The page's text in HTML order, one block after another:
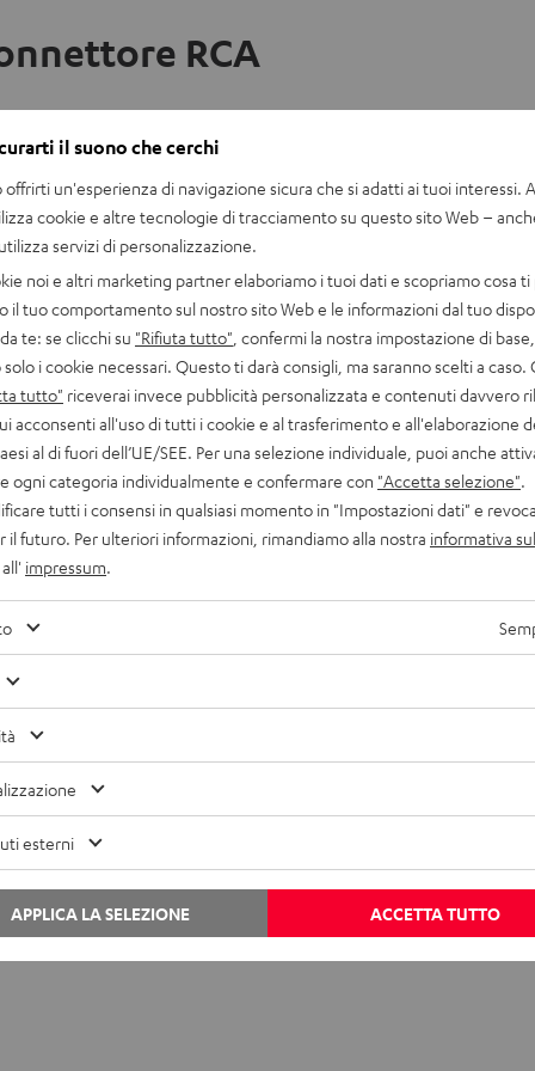
RCA
audio da anni. Il segnale analogico trasmesso
avviene grazie ad adattatori a Y e distributori multipli che
di segnale puoi emettere un segnale via cavo per due
: questa variante viene utilizzata per ilcollegamento di
un’uscita sub mono a un subwoofer con due ingressi.
gli adattatori è possibile collegare all’amplificatore o al
da USB Type-C o da Apple Lightning a jack sono diventati più
dispone solo di una porta USB Type-C.
il suono che cerchi
offrirti un'esperienza di navigazione sicura che si adatti ai tuoi interessi.
cookie e altre tecnologie di tracciamento su questo sito Web –
servizi di personalizzazione.
noi e altri marketing partner elaboriamo i tuoi dati e scopriamo cosa ti
il tuo comportamento sul nostro sito Web e le informazioni dal tuo
te: se clicchi su "Rifiuta tutto" , confermi la nostra impostazione di
i cookie necessari. Questo ti darà consigli, ma saranno scelti a caso.
tutto" riceverai invece pubblicità personalizzata e contenuti davvero
acconsenti all'uso di tutti i cookie e al trasferimento e all'elaborazione
al di fuori dell’UE/SEE. Per una selezione individuale, puoi anche
ogni categoria individualmente e confermare con "Accetta selezione".
tutti i consensi in qualsiasi momento in "Impostazioni dati" e
il futuro. Per ulteriori informazioni, rimandiamo alla nostra informativa
impressum.
esterni
ACCETTA TUTTO
APPLICA LA SELEZIONE